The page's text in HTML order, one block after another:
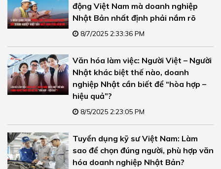
động Việt Nam mà doanh nghiệp
Nhật Bản nhất định phải nắm rõ
8/7/2025 2:33:36 PM
Văn hóa làm việc: Người Việt – Người
Nhật khác biệt thế nào, doanh
nghiệp Nhật cần biết để “hòa hợp –
hiệu quả”?
8/5/2025 2:23:05 PM
Tuyển dụng kỹ sư Việt Nam: Làm
sao để chọn đúng người, phù hợp văn
hóa doanh nghiệp Nhật Bản?